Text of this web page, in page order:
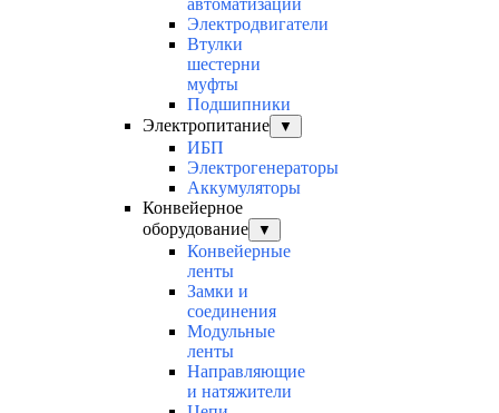
автоматизации
Электродвигатели
Втулки
шестерни
муфты
Подшипники
Электропитание
▼
ИБП
Электрогенераторы
Аккумуляторы
Конвейерное
оборудование
▼
Конвейерные
ленты
Замки и
соединения
Модульные
ленты
Направляющие
и натяжители